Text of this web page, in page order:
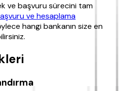
ve başvuru sürecini tam
ve hesaplama
hangi bankanın size en